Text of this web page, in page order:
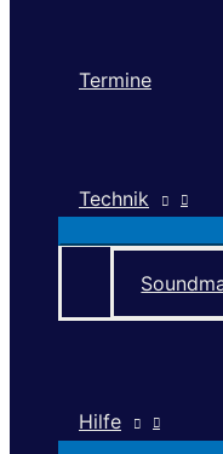
Termine
Technik
Hilfe